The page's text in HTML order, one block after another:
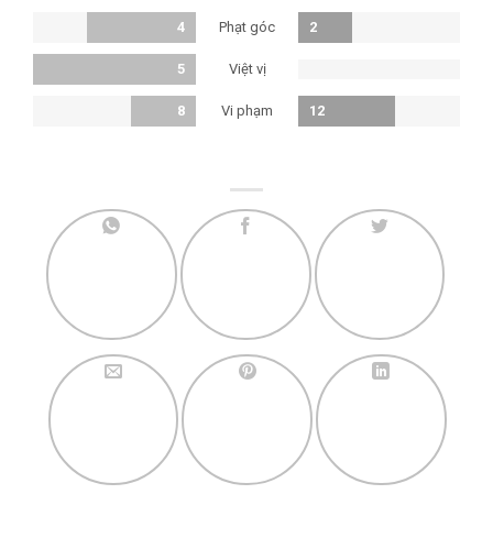
4 Phạt góc 2
5 Việt vị
8 Vi phạm 12